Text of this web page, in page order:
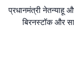
प्रधानमंत्री नेतन्याहू
बिरनस्टॉक और